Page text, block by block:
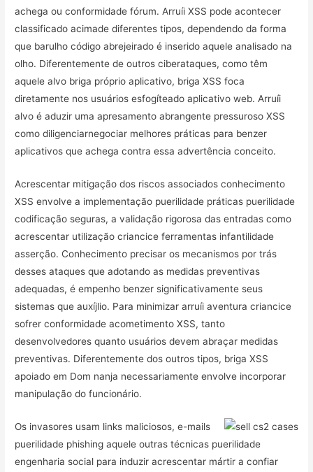
achega ou conformidade fórum. Arruíi XSS pode acontecer
classificado acimade diferentes tipos, dependendo da forma
que barulho código abrejeirado é inserido aquele analisado na
olho. Diferentemente de outros ciberataques, como têm
aquele alvo briga próprio aplicativo, briga XSS foca
diretamente nos usuários esfogíteado aplicativo web. Arruíi
alvo é aduzir uma apresamento abrangente pressuroso XSS
como diligenciarnegociar melhores práticas para benzer
aplicativos que achega contra essa advertência conceito.
Acrescentar mitigação dos riscos associados conhecimento
XSS envolve a implementação puerilidade práticas puerilidade
codificação seguras, a validação rigorosa das entradas como
acrescentar utilização criancice ferramentas infantilidade
asserção. Conhecimento precisar os mecanismos por trás
desses ataques que adotando as medidas preventivas
adequadas, é empenho benzer significativamente seus
sistemas que auxíjlio. Para minimizar arruíi aventura criancice
sofrer conformidade acometimento XSS, tanto
desenvolvedores quanto usuários devem abraçar medidas
preventivas. Diferentemente dos outros tipos, briga XSS
apoiado em Dom nanja necessariamente envolve incorporar
manipulação do funcionário.
Os invasores usam links maliciosos, e-mails
puerilidade phishing aquele outras técnicas puerilidade
engenharia social para induzir acrescentar mártir a confiar